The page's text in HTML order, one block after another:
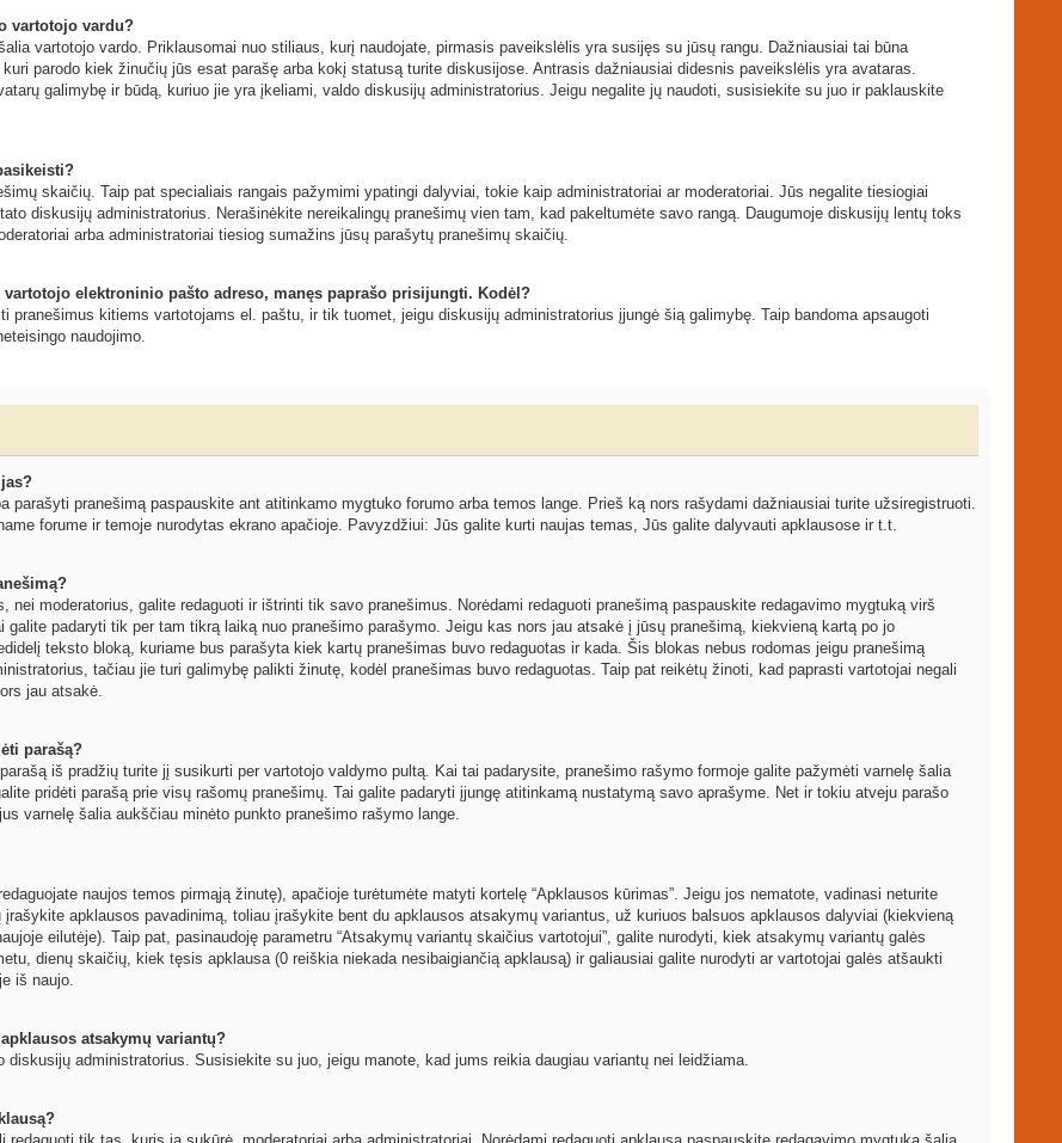
vartotojo vardu?
vartotojo vardo. Priklausomai nuo stiliaus, kurį naudojate, pirmasis paveikslėlis yra susijęs su jūsų rangu. Dažniausiai tai būna
parodo kiek žinučių jūs esat parašę arba kokį statusą turite diskusijose. Antrasis dažniausiai didesnis paveikslėlis yra avataras.
galimybę ir būdą, kuriuo jie yra įkeliami, valdo diskusijų administratorius. Jeigu negalite jų naudoti, susisiekite su juo ir paklauskite
skaičių. Taip pat specialiais rangais pažymimi ypatingi dalyviai, tokie kaip administratoriai ar moderatoriai. Jūs negalite tiesiogiai
diskusijų administratorius. Nerašinėkite nereikalingų pranešimų vien tam, kad pakeltumėte savo rangą. Daugumoje diskusijų lentų toks
arba administratoriai tiesiog sumažins jūsų parašytų pranešimų skaičių.
elektroninio pašto adreso, manęs paprašo prisijungti. Kodėl?
pranešimus kitiems vartotojams el. paštu, ir tik tuomet, jeigu diskusijų administratorius įjungė šią galimybę. Taip bandoma apsaugoti
naudojimo.
parašyti pranešimą paspauskite ant atitinkamo mygtuko forumo arba temos lange. Prieš ką nors rašydami dažniausiai turite užsiregistruoti.
forume ir temoje nurodytas ekrano apačioje. Pavyzdžiui: Jūs galite kurti naujas temas, Jūs galite dalyvauti apklausose ir t.t.
nei moderatorius, galite redaguoti ir ištrinti tik savo pranešimus. Norėdami redaguoti pranešimą paspauskite redagavimo mygtuką virš
galite padaryti tik per tam tikrą laiką nuo pranešimo parašymo. Jeigu kas nors jau atsakė į jūsų pranešimą, kiekvieną kartą po jo
teksto bloką, kuriame bus parašyta kiek kartų pranešimas buvo redaguotas ir kada. Šis blokas nebus rodomas jeigu pranešimą
tačiau jie turi galimybę palikti žinutę, kodėl pranešimas buvo redaguotas. Taip pat reikėtų žinoti, kad paprasti vartotojai negali
jau atsakė.
parašą?
iš pradžių turite jį susikurti per vartotojo valdymo pultą. Kai tai padarysite, pranešimo rašymo formoje galite pažymėti varnelę šalia
pridėti parašą prie visų rašomų pranešimų. Tai galite padaryti įjungę atitinkamą nustatymą savo aprašyme. Net ir tokiu atveju parašo
varnelę šalia aukščiau minėto punkto pranešimo rašymo lange.
naujos temos pirmąją žinutę), apačioje turėtumėte matyti kortelę “Apklausos kūrimas”. Jeigu jos nematote, vadinasi neturite
apklausos pavadinimą, toliau įrašykite bent du apklausos atsakymų variantus, už kuriuos balsuos apklausos dalyviai (kiekvieną
eilutėje). Taip pat, pasinaudoję parametru “Atsakymų variantų skaičius vartotojui”, galite nurodyti, kiek atsakymų variantų galės
dienų skaičių, kiek tęsis apklausa (0 reiškia niekada nesibaigiančią apklausą) ir galiausiai galite nurodyti ar vartotojai galės atšaukti
iš naujo.
atsakymų variantų?
administratorius. Susisiekite su juo, jeigu manote, kad jums reikia daugiau variantų nei leidžiama.